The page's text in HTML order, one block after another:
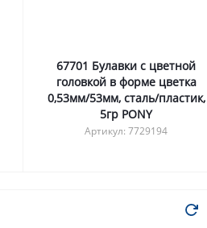
67701 Булавки с цветной
головкой в форме цветка
0,53мм/53мм, сталь/пластик,
5гр PONY
Артикул: 7729194